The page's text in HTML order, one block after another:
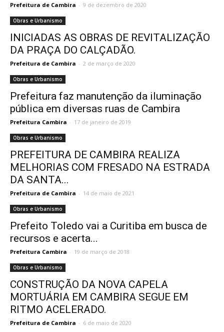
Prefeitura de Cambira - 9 de dezembro de 2020
Obras e Urbanismo
INICIADAS AS OBRAS DE REVITALIZAÇÃO
DA PRAÇA DO CALÇADÃO.
Prefeitura de Cambira - 2 de março de 2020
Obras e Urbanismo
Prefeitura faz manutenção da iluminação
pública em diversas ruas de Cambira
Prefeitura Cambira - 17 de janeiro de 2019
Obras e Urbanismo
PREFEITURA DE CAMBIRA REALIZA
MELHORIAS COM FRESADO NA ESTRADA
DA SANTA...
Prefeitura de Cambira - 14 de maio de 2021
Obras e Urbanismo
Prefeito Toledo vai a Curitiba em busca de
recursos e acerta...
Prefeitura Cambira - 19 de março de 2018
Obras e Urbanismo
CONSTRUÇÃO DA NOVA CAPELA
MORTUÁRIA EM CAMBIRA SEGUE EM
RITMO ACELERADO.
Prefeitura de Cambira - 6 de maio de 2020